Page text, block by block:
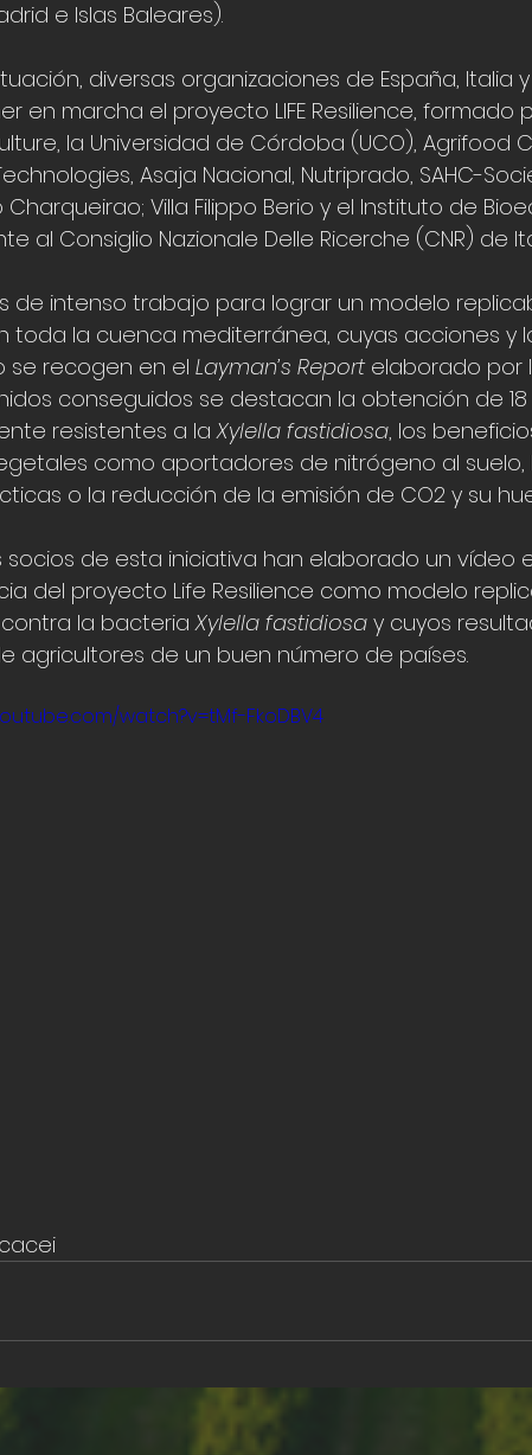
e Islas Baleares).
diversas organizaciones de España, Italia
en marcha el proyecto LIFE Resilience, formado
la Universidad de Córdoba (UCO), Agrifood
Asaja Nacional, Nutriprado, SAHC-
Villa Filippo Berio y el Instituto de
al Consiglio Nazionale Delle Ricerche (CNR) de
de intenso trabajo para lograr un modelo
toda la cuenca mediterránea, cuyas acciones y
se recogen en el Layman’s Report elaborado por
conseguidos se destacan la obtención de
resistentes a la Xylella fastidiosa, los
como aportadores de nitrógeno al suelo,
o la reducción de la emisión de CO2 y su
socios de esta iniciativa han elaborado un vídeo
del proyecto Life Resilience como modelo
contra la bacteria Xylella fastidiosa y cuyos
agricultores de un buen número de países.
watch?v=tMf-FkoDBV4